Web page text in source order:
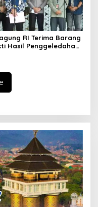
RI Terima Barang
Hasil Penggeledahan